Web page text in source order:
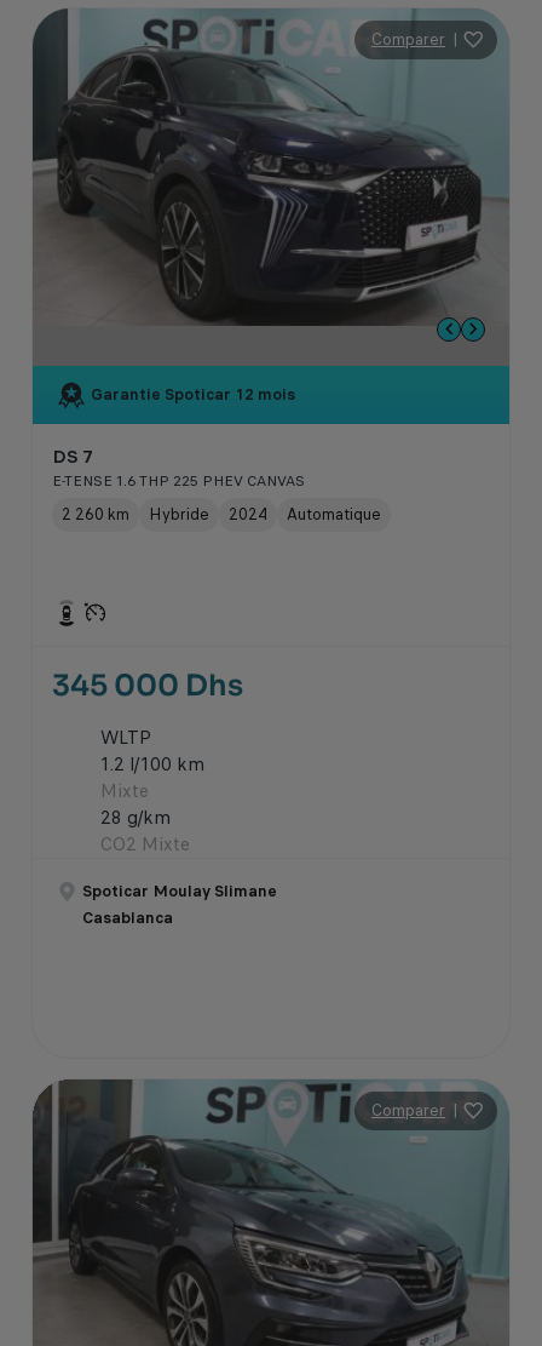
Comparer |
Garantie Spoticar 12 mois
DS 7
E-TENSE 1.6 THP 225 PHEV CANVAS
2 260 km Hybride 2024 Automatique
345 000 Dhs
WLTP
1.2 l/100 km
Mixte
28 g/km
CO2 Mixte
Spoticar Moulay Slimane
Casablanca
Comparer |